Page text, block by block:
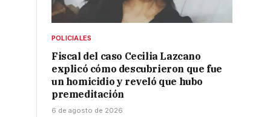
POLICIALES
Fiscal del caso Cecilia Lazcano
explicó cómo descubrieron que fue
un homicidio y reveló que hubo
premeditación
6 de agosto de 2026